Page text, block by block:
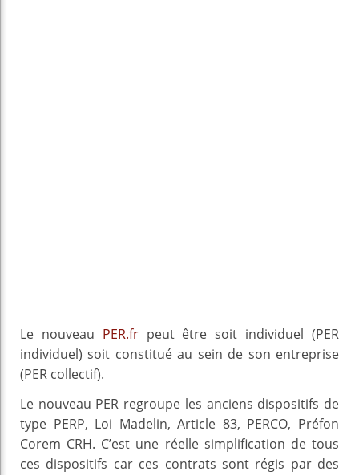
Le nouveau PER.frpeut être soit individuel (PER
individuel) soit constitué au sein de son entreprise
(PER collectif).
Le nouveau PER regroupe les anciens dispositifs de
type PERP, Loi Madelin, Article 83, PERCO, Préfon
Corem CRH. C’est une réelle simplification de tous
ces dispositifs car ces contrats sont régis par des